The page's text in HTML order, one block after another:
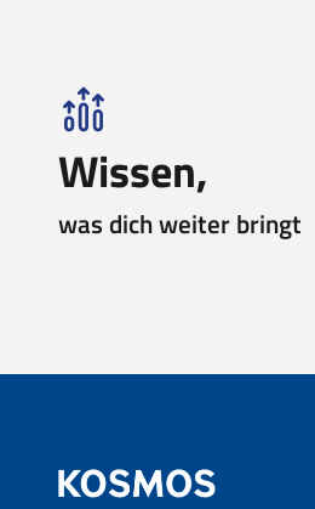
Wissen,
was dich weiter bringt